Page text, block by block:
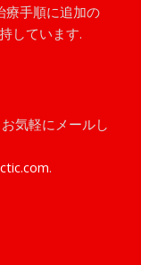
療手順に追加の
しています.
気軽にメールし
.